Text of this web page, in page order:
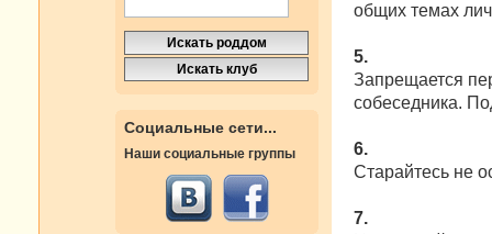
Социальные сети...
Наши социальные группы
общих темах
5.
Запрещается
собеседника.
6.
Старайтесь не
7.